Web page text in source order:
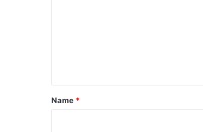
*
Name *